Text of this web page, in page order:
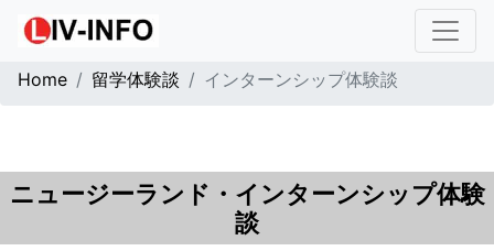
Home 留学体験談 インターンシップ体験談
ニュージーランド・インターンシップ体験
談